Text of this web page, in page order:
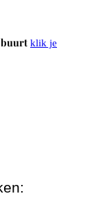
buurt klik je